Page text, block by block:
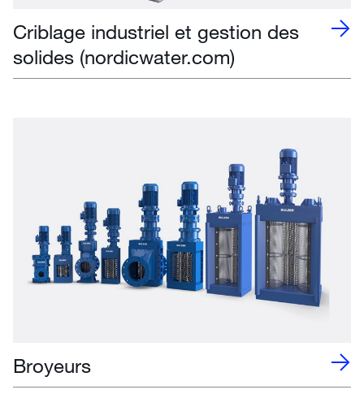
Criblage industriel et gestion des
solides (nordicwater.com)
Broyeurs